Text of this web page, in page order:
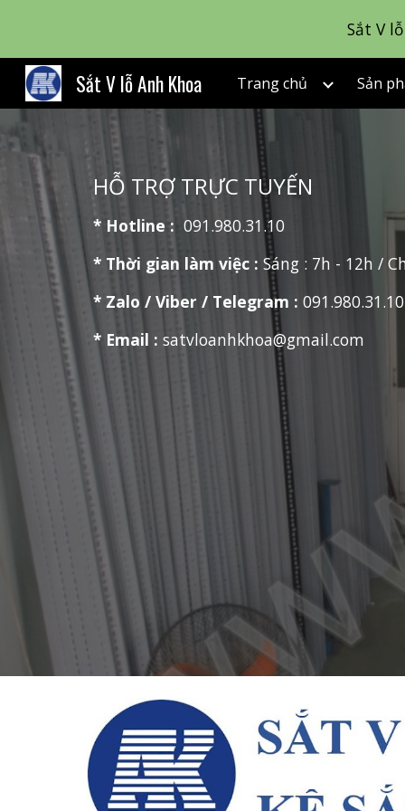
Sắt V
Sắt V lỗ Anh Khoa Trang chủ Sản
HỖ TRỢ TRỰC TUYẾN
* Hotline : 091.980.31.10
* Thời gian làm việc : Sáng : 7h - 12h /
* Zalo / Viber / Telegram : 091.980.31.10
* Email : satvloanhkhoa@gmail.com